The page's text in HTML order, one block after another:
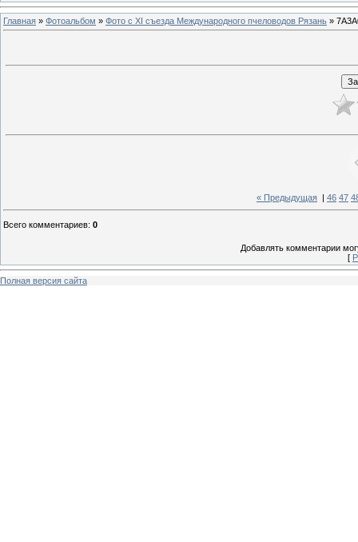
Главная » Фотоальбом » Фото с XI съезда Международного пчеловодов Рязань »
« Предыдущая 46 47
Всего комментариев: 0
Добавлять комментарии
[
Полная версия сайта